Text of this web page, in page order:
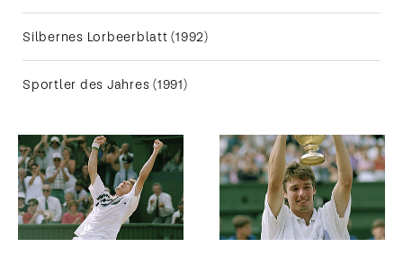
Silbernes Lorbeerblatt (1992)
Sportler des Jahres (1991)